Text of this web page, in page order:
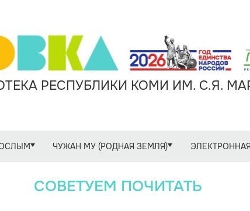
РЕСПУБЛИКИ КОМИ ИМ. С.Я.
ЧУЖАН МУ (РОДНАЯ ЗЕМЛЯ)
СОВЕТУЕМ ПОЧИТАТЬ